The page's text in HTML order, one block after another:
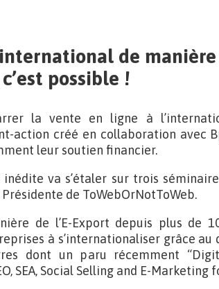
de
possible !
la vente en ligne à
action créé en collaboration avec
leur soutien financier.
va s’étaler sur trois
de ToWebOrNotToWeb.
de l’E-Export depuis plus de
à s’internationaliser grâce
dont un paru récemment
SEA, Social Selling and E-Marketing